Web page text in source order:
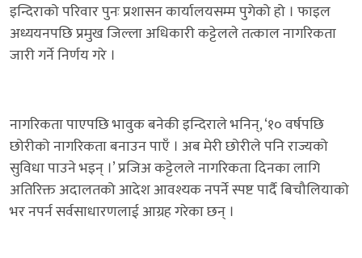
इन्दिराको परिवार पुनः प्रशासन कार्यालयसम्म पुगेको हो । फाइल
अध्ययनपछि प्रमुख जिल्ला अधिकारी कट्टेलले तत्काल नागरिकता
जारी गर्ने निर्णय गरे ।
नागरिकता पाएपछि भावुक बनेकी इन्दिराले भनिन्, ‘१० वर्षपछि
छोरीको नागरिकता बनाउन पाएँ । अब मेरी छोरीले पनि राज्यको
सुविधा पाउने भइन् ।’ प्रजिअ कट्टेलले नागरिकता दिनका लागि
अतिरिक्त अदालतको आदेश आवश्यक नपर्ने स्पष्ट पार्दै बिचौलियाको
भर नपर्न सर्वसाधारणलाई आग्रह गरेका छन् ।